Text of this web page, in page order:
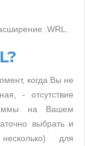
.WRL.
когда Вы не
- отсутствие
на Вашем
выбрать и
для